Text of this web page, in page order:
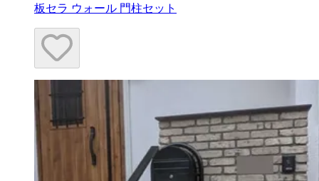
板セラ ウォール 門柱セット